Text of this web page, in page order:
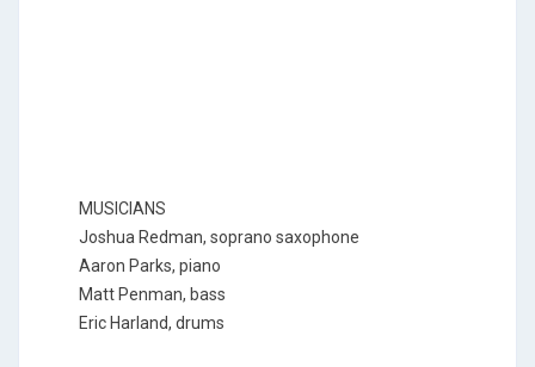
MUSICIANS
Joshua Redman, soprano saxophone
Aaron Parks, piano
Matt Penman, bass
Eric Harland, drums